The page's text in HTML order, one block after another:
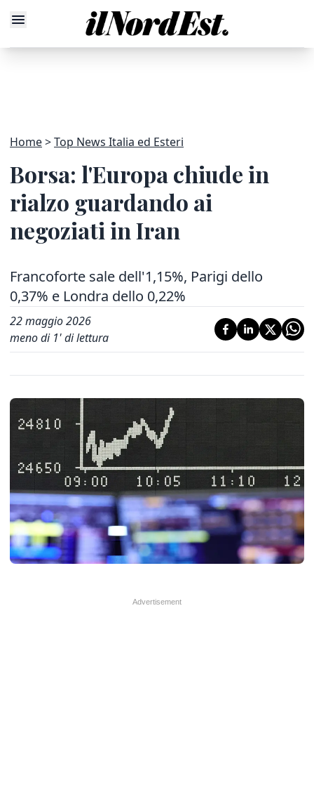
Home Top News Italia ed Esteri
Borsa: l'Europa chiude in
rialzo guardando ai
negoziati in Iran
Francoforte sale dell'1,15%, Parigi dello
0,37% e Londra dello 0,22%
22 maggio 2026
meno di 1' di lettura